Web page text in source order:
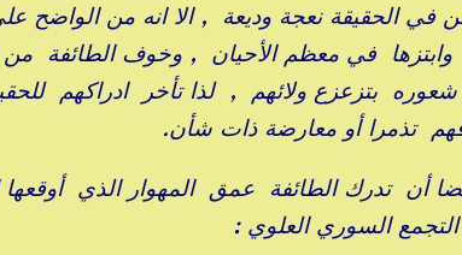
الحقيقة نعجة وديعة , الا انه من الواضح
وابتزها في معظم الأحيان , وخوف الطائفة من
بتزعزع ولائهم , لذا تأخر ادراكهم
تذمرا أو معارضة ذات شأن.
أن تدرك الطائفة عمق المهوار الذي أوقعها
السوري العلوي :